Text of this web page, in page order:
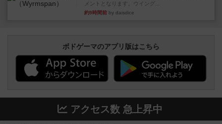
メントとなります。ウイング...
約9時間前 by daisdice
ボドゲーマのアプリ版はこちら
アクセス数 急上昇中